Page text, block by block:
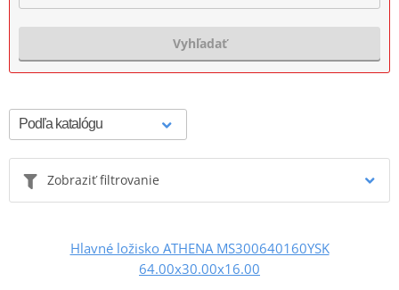
Vyhľadať
Zobraziť filtrovanie
Hlavné ložisko ATHENA MS300640160YSK
64.00x30.00x16.00